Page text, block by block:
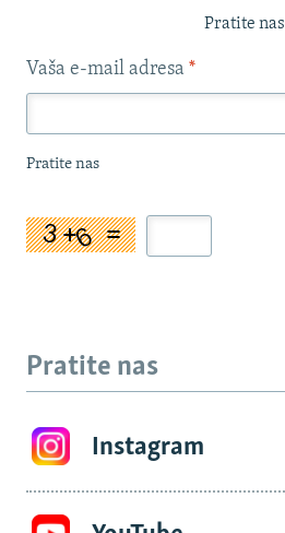
Pratite nas
Vaša e-mail adresa *
Pratite nas
Pratite nas
Instagram